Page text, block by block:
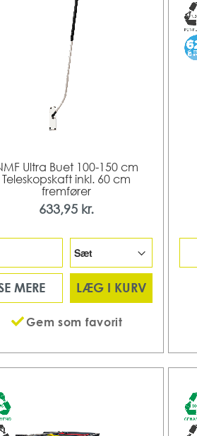
Ultra Buet 100-150 cm
Teleskopskaft inkl. 60 cm
fremfører
633,95 kr.
MERE LÆG I KURV
Gem som favorit